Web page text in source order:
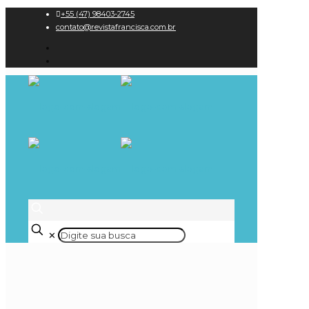
+55 (47) 98403-2745
contato@revistafrancisca.com.br
✕